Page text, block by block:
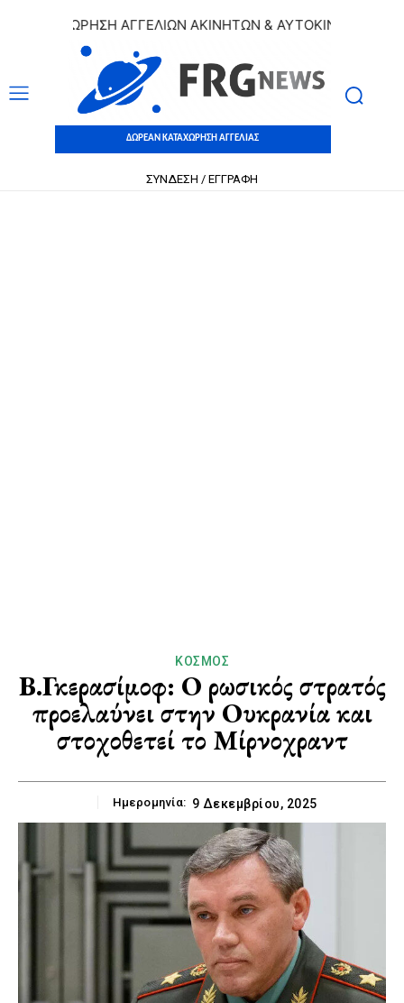
ΑΓΓΕΛΙΩΝ ΑΚΙΝΗΤΩΝ & ΑΥΤΟΚΙΝΗΤΩΝ |
ΔΩΡΕΑΝ ΚΑΤΑΧΩΡΗΣΗ ΑΓΓΕΛΙΑΣ
ΣΥΝΔΕΣΗ / ΕΓΓΡΑΦΗ
ΚΌΣΜΟΣ
Β.Γκερασίμοφ: Ο ρωσικός στρατός
προελαύνει στην Ουκρανία και
στοχοθετεί το Μίρνοχραντ
Ημερομηνία: 9 Δεκεμβρίου, 2025